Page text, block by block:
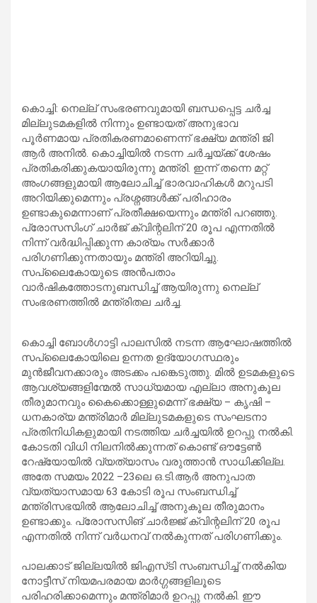
കൊച്ചി: നെല്ല് സംഭരണവുമായി ബന്ധപ്പെട്ട ചർച്ച
മില്ലുടമകളിൽ നിന്നും ഉണ്ടായത് അനുഭാവ
പൂർണമായ പ്രതികരണമാണെന്ന് ഭക്ഷ്യ മന്ത്രി ജി
ആർ അനിൽ. കൊച്ചിയിൽ നടന്ന ചർച്ചയ്ക്ക് ശേഷം
പ്രതികരിക്കുകയായിരുന്നു മന്ത്രി. ഇന്ന് തന്നെ മറ്റ്
അംഗങ്ങളുമായി ആലോചിച്ച് ഭാരവാഹികൾ മറുപടി
അറിയിക്കുമെന്നും പ്രശ്നങ്ങൾക്ക് പരിഹാരം
ഉണ്ടാകുമെന്നാണ് പ്രതീക്ഷയെന്നും മന്ത്രി പറഞ്ഞു.
പ്രോസസിംഗ് ചാർജ് ക്വിന്റലിന് 20 രൂപ എന്നതിൽ
നിന്ന് വർദ്ധിപ്പിക്കുന്ന കാര്യം സർക്കാർ
പരിഗണിക്കുന്നതായും മന്ത്രി അറിയിച്ചു.
സപ്ലൈകോയുടെ അൻപതാം
വാർഷികത്തോടനുബന്ധിച്ച് ആയിരുന്നു നെല്ല്
സംഭരണത്തിൽ മന്ത്രിതല ചർച്ച.
കൊച്ചി ബോൾഗാട്ടി പാലസിൽ നടന്ന ആഘോഷത്തിൽ
സപ്ലൈകോയിലെ ഉന്നത ഉദ്യോഗസ്ഥരും
മുൻജീവനക്കാരും അടക്കം പങ്കെടുത്തു. മിൽ ഉടമകളുടെ
ആവശ്യങ്ങളിന്മേൽ സാധ്യമായ എല്ലാ അനുകൂല
തീരുമാനവും കൈക്കൊള്ളുമെന്ന് ഭക്ഷ്യ – കൃഷി –
ധനകാര്യ മന്ത്രിമാർ മില്ലുടമകളുടെ സംഘടനാ
പ്രതിനിധികളുമായി നടത്തിയ ചർച്ചയിൽ ഉറപ്പു നൽകി.
കോടതി വിധി നിലനിൽക്കുന്നത് കൊണ്ട് ഔട്ടേൺ
റേഷ്യോയിൽ വ്യത്യാസം വരുത്താൻ സാധിക്കില്ല.
അതേ സമയം 2022 –23ലെ ഒ.ടി.ആർ അനുപാത
വ്യത്യാസമായ 63 കോടി രൂപ സംബന്ധിച്ച്‌
മന്ത്രിസഭയിൽ ആലോചിച്ച്‌ അനുകൂല തീരുമാനം
ഉണ്ടാക്കും. പ്രോസസിങ് ചാർജ്ജ്‌ ക്വിന്റലിന്‌ 20 രൂപ
എന്നതിൽ നിന്ന്‌ വർധനവ്‌ നൽകുന്നത്‌ പരിഗണിക്കും.
പാലക്കാട്‌ ജില്ലയിൽ ജിഎസ്‌ടി സംബന്ധിച്ച്‌ നൽകിയ
നോട്ടീസ്‌ നിയമപരമായ മാർഗ്ഗങ്ങളിലൂടെ
പരിഹരിക്കാമെന്നും മന്ത്രിമാർ ഉറപ്പു നൽകി. ഈ